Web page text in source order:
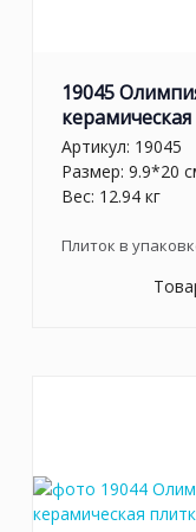
19045
Артикул: 19045
Размер: 9.9*20
Вес: 12.94 кг
Плиток в